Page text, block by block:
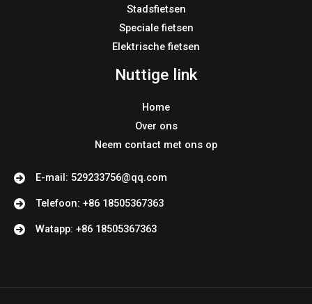
Stadsfietsen
Speciale fietsen
Elektrische fietsen
Nuttige link
Home
Over ons
Neem contact met ons op
E-mail: 529233756@qq.com
Telefoon: +86 18505367363
Watapp: +86 18505367363